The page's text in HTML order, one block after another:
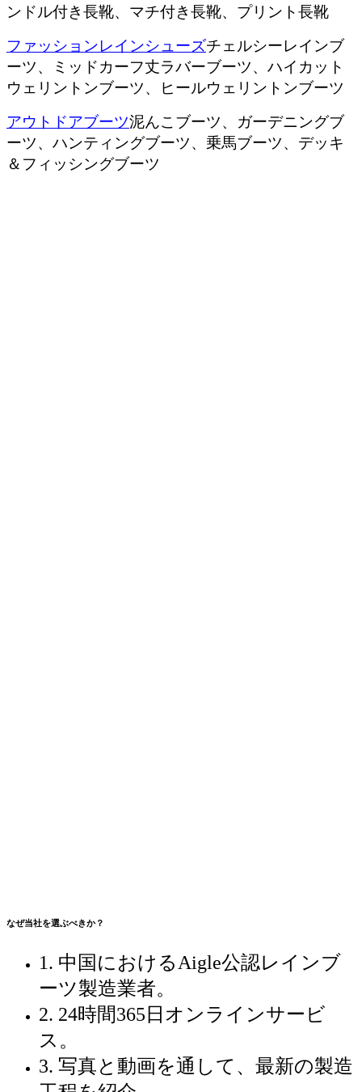
ンドル付き長靴、マチ付き長靴、プリント長靴
ファッションレインシューズチェルシーレインブ
ーツ、ミッドカーフ丈ラバーブーツ、ハイカット
ウェリントンブーツ、ヒールウェリントンブーツ
アウトドアブーツ泥んこブーツ、ガーデニングブ
ーツ、ハンティングブーツ、乗馬ブーツ、デッキ
＆フィッシングブーツ
なぜ当社を選ぶべきか？
1. 中国におけるAigle公認レインブ
ーツ製造業者。
2. 24時間365日オンラインサービ
ス。
3. 写真と動画を通して、最新の製造